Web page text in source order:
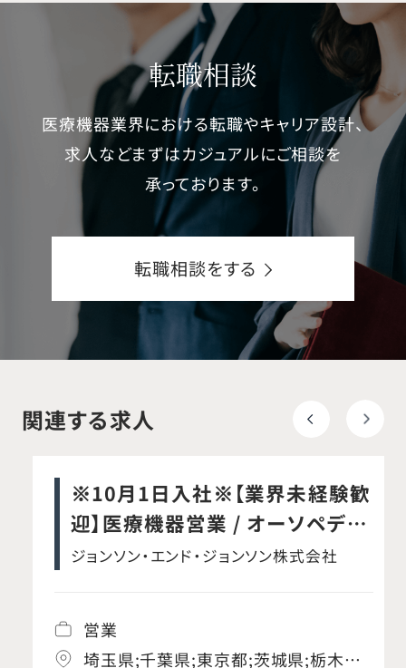
転職相談
医療機器業界における転職やキャリア設計、
求人などまずはカジュアルにご相談を
承っております。
転職相談をする
関連する求人
※10月1日入社※【業界未経験歓
迎】医療機器営業 / オーソペディ
ックス事業本部 / スパイン事業部
ジョンソン・エンド・ジョンソン株式会社
営業
埼玉県;千葉県;東京都;茨城県;栃木県;